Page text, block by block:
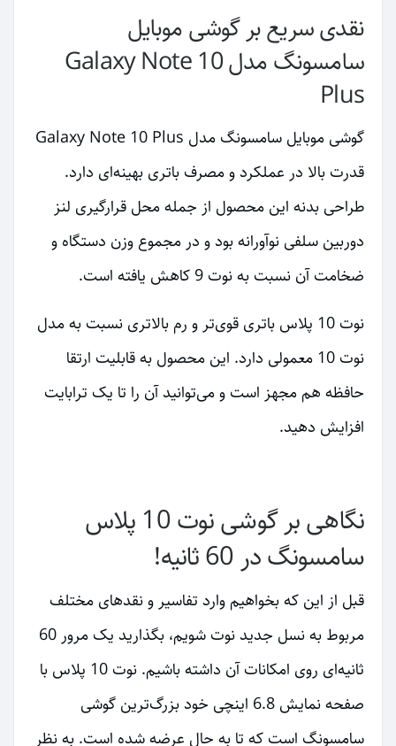
نقدی سریع بر گوشی موبایل
سامسونگ مدل Galaxy Note 10
Plus
گوشی موبایل سامسونگ مدل Galaxy Note 10 Plus
قدرت بالا در عملکرد و مصرف باتری بهینه‌ای دارد.
طراحی بدنه این محصول از جمله محل قرارگیری لنز
دوربین سلفی نوآورانه بود و در مجموع وزن دستگاه و
ضخامت آن نسبت به نوت 9 کاهش یافته است.
نوت 10 پلاس باتری قوی‌تر و رم بالاتری نسبت به مدل
نوت 10 معمولی دارد. این محصول به قابلیت ارتقا
حافظه هم مجهز است و می‌توانید آن را تا یک ترابایت
افزایش دهید.
نگاهی بر گوشی نوت 10 پلاس
سامسونگ در 60 ثانیه!
قبل از این که بخواهیم وارد تفاسیر و نقدهای مختلف
مربوط به نسل جدید نوت شویم، بگذارید یک مرور 60
ثانیه‌ای روی امکانات آن داشته باشیم. نوت 10 پلاس با
صفحه نمایش 6.8 اینچی خود بزرگ‌ترین گوشی
سامسونگ است که تا به حال عرضه شده است. به نظر